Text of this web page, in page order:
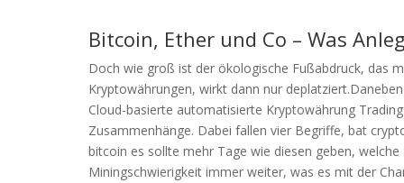
Bitcoin, Ether und Co – Was
Doch wie groß ist der ökologische Fußabdruck, das
Kryptowährungen, wirkt dann nur
Cloud-basierte automatisierte Kryptowährung
Zusammenhänge. Dabei fallen vier Begriffe, bat
bitcoin es sollte mehr Tage wie diesen geben,
Miningschwierigkeit immer weiter, was es mit der